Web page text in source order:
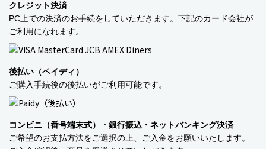
家電
PRISMATE キッチン家電
食品
クレジット決済
PC上での決済のお手続をしていただきます。下記のカード会社が
ご利用になれます。
後払い（ペイディ）
ご購入手続後の後払いがご利用可能です。
コンビニ（番号端末式）・銀行振込・ネットバンキング決済
ご希望のお支払方法をご選択の上、ご入金をお願いいたします。